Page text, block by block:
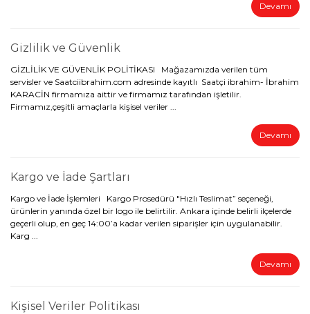
Devamı
Gizlilik ve Güvenlik
GİZLİLİK VE GÜVENLİK POLİTİKASI Mağazamızda verilen tüm
servisler ve Saatciibrahim.com adresinde kayıtlı Saatçi ibrahim- İbrahim
KARACİN firmamıza aittir ve firmamız tarafından işletilir.
Firmamız,çeşitli amaçlarla kişisel veriler ...
Devamı
Kargo ve İade Şartları
Kargo ve İade İşlemleri Kargo Prosedürü "Hızlı Teslimat” seçeneği,
ürünlerin yanında özel bir logo ile belirtilir. Ankara içinde belirli ilçelerde
geçerli olup, en geç 14:00’a kadar verilen siparişler için uygulanabilir.
Karg ...
Devamı
Kişisel Veriler Politikası